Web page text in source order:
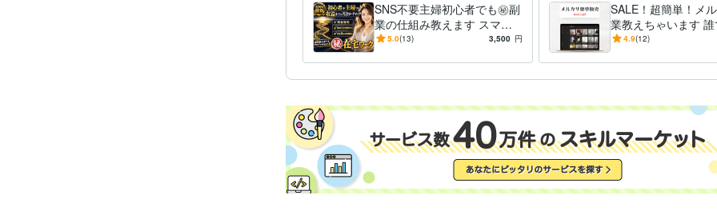
SNS不要主婦初心者でも㊙️副
業の仕組み教えます スマホ1
台で完結。2026年最新のAI技
5.0(13) 3,500 円
SALE！超簡単！メ
業教えちゃいます
来る副業、即販売、
4.9(12)